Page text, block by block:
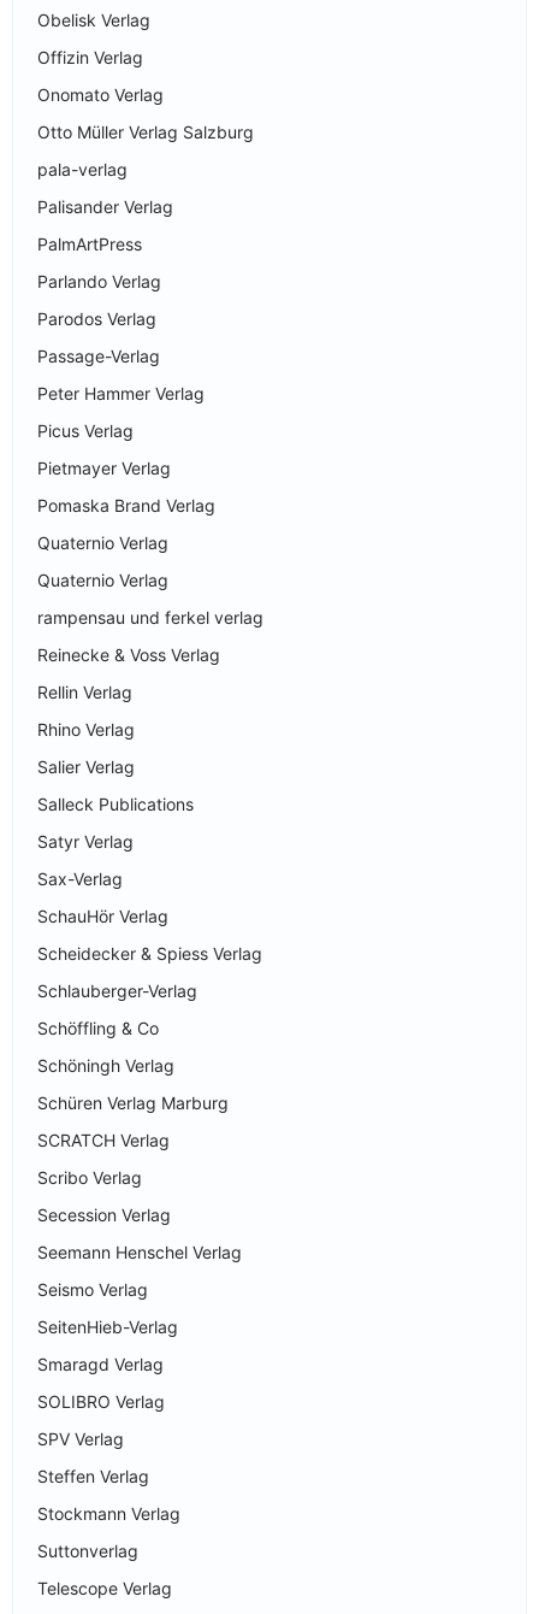
Obelisk Verlag
Offizin Verlag
Onomato Verlag
Otto Müller Verlag Salzburg
pala-verlag
Palisander Verlag
PalmArtPress
Parlando Verlag
Parodos Verlag
Passage-Verlag
Peter Hammer Verlag
Picus Verlag
Pietmayer Verlag
Pomaska Brand Verlag
Quaternio Verlag
Quaternio Verlag
rampensau und ferkel verlag
Reinecke & Voss Verlag
Rellin Verlag
Rhino Verlag
Salier Verlag
Salleck Publications
Satyr Verlag
Sax-Verlag
SchauHör Verlag
Scheidecker & Spiess Verlag
Schlauberger-Verlag
Schöffling & Co
Schöningh Verlag
Schüren Verlag Marburg
SCRATCH Verlag
Scribo Verlag
Secession Verlag
Seemann Henschel Verlag
Seismo Verlag
SeitenHieb-Verlag
Smaragd Verlag
SOLIBRO Verlag
SPV Verlag
Steffen Verlag
Stockmann Verlag
Suttonverlag
Telescope Verlag